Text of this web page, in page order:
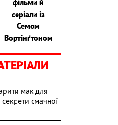
фільми й
серіали із
Семом
Вортінґтоном
мак для
секрети смачної